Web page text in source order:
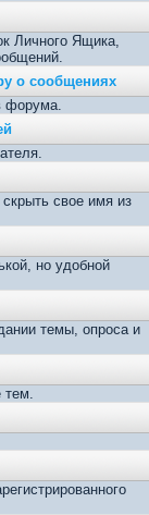
Личного Ящика,
о сообщениях
форума.
свое имя из
но удобной
темы, опроса и
тем.